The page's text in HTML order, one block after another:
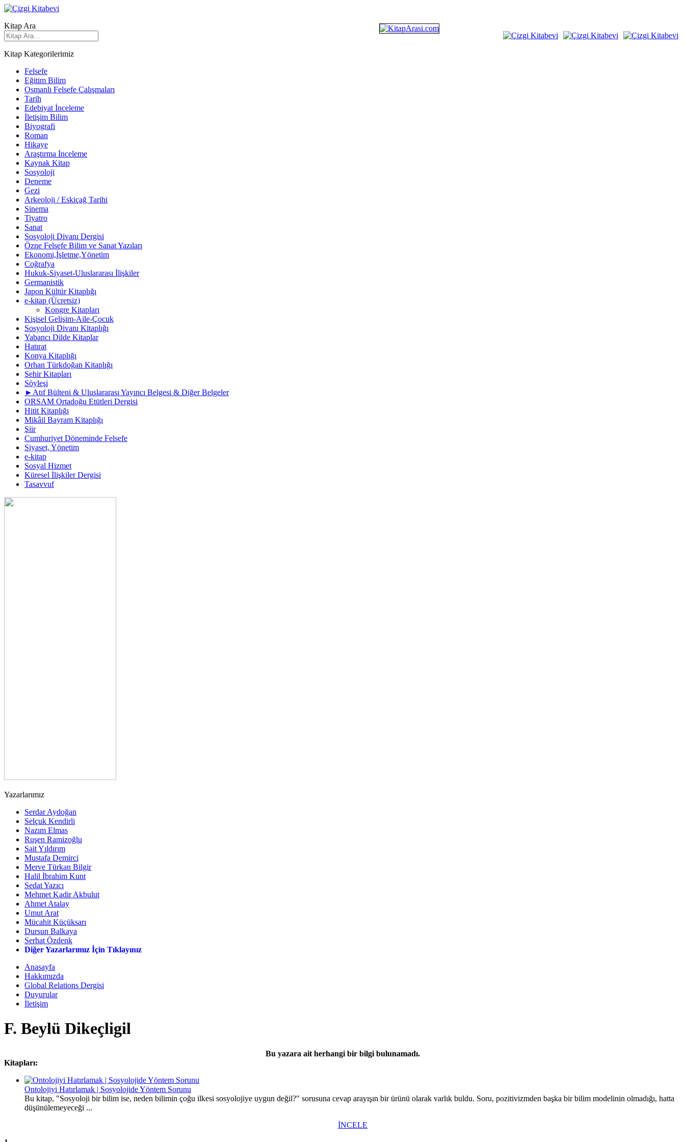
Kitap Ara
Kitap Kategorilerimiz
Felsefe
Eğitim Bilim
Osmanlı Felsefe Çalışmaları
Tarih
Edebiyat İnceleme
İletişim Bilim
Biyografi
Roman
Hikaye
Araştırma İnceleme
Kaynak Kitap
Sosyoloji
Deneme
Gezi
Arkeoloji / Eskiçağ Tarihi
Sinema
Tiyatro
Sanat
Sosyoloji Divanı Dergisi
Özne Felsefe Bilim ve Sanat Yazıları
Ekonomi,İşletme,Yönetim
Coğrafya
Hukuk-Siyaset-Uluslararası İlişkiler
Germanistik
Japon Kültür Kitaplığı
e-kitap (Ücretsiz)
Kongre Kitapları
Kişisel Gelişim-Aile-Çocuk
Sosyoloji Divanı Kitaplığı
Yabancı Dilde Kitaplar
Hatırat
Konya Kitaplığı
Orhan Türkdoğan Kitaplığı
Şehir Kitapları
Söyleşi
►Atıf Bülteni & Uluslararası Yayıncı Belgesi & Diğer Belgeler
ORSAM Ortadoğu Etütleri Dergisi
Hitit Kitaplığı
Mikâil Bayram Kitaplığı
Şiir
Cumhuriyet Döneminde Felsefe
Siyaset, Yönetim
e-kitap
Sosyal Hizmet
Küresel İlişkiler Dergisi
Tasavvuf
Yazarlarımız
Serdar Aydoğan
Selçuk Kendirli
Nazım Elmas
Ruşen Ramizoğlu
Sait Yıldırım
Mustafa Demirci
Merve Türkan Bilgir
Halil İbrahim Kunt
Sedat Yazıcı
Mehmet Kadir Akbulut
Ahmet Atalay
Umut Arat
Mücahit Küçüksarı
Dursun Balkaya
Serhat Özdenk
Diğer Yazarlarımız İçin Tıklayınız
Anasayfa
Hakkımızda
Global Relations Dergisi
Duyurular
İletişim
F. Beylü Dikeçligil
Bu yazara ait herhangi bir bilgi bulunamadı.
Kitapları:
Ontolojiyi Hatırlamak | Sosyolojide Yöntem Sorunu
Bu kitap, "Sosyoloji bir bilim ise, neden bilimin çoğu ilkesi sosyolojiye uygun değil?" sorusuna cevap arayışın bir ürünü olarak varlık buldu. Soru, pozitivizmden başka bir bilim modelinin olmadığı, hatta
düşünülemeyeceği ...
İNCELE